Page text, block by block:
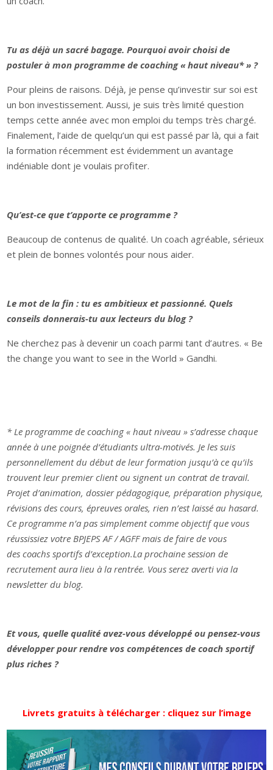
Tu as déjà un sacré bagage. Pourquoi avoir choisi de
postuler à mon programme de coaching « haut niveau* » ?
Pour pleins de raisons. Déjà, je pense qu’investir sur soi est
un bon investissement. Aussi, je suis très limité question
temps cette année avec mon emploi du temps très chargé.
Finalement, l’aide de quelqu’un qui est passé par là, qui a fait
la formation récemment est évidemment un avantage
indéniable dont je voulais profiter.
Qu’est-ce que t’apporte ce programme ?
Beaucoup de contenus de qualité. Un coach agréable, sérieux
et plein de bonnes volontés pour nous aider.
Le mot de la fin : tu es ambitieux et passionné. Quels
conseils donnerais-tu aux lecteurs du blog ?
Ne cherchez pas à devenir un coach parmi tant d’autres. « Be
the change you want to see in the World » Gandhi.
* Le programme de coaching « haut niveau » s’adresse chaque
année à une poignée d’étudiants ultra-motivés. Je les suis
personnellement du début de leur formation jusqu’à ce qu’ils
trouvent leur premier client ou signent un contrat de travail.
Projet d’animation, dossier pédagogique, préparation physique,
révisions des cours, épreuves orales, rien n’est laissé au hasard.
Ce programme n’a pas simplement comme objectif que vous
réussissiez votre BPJEPS AF / AGFF mais de faire de vous
des coachs sportifs d’exception.La prochaine session de
recrutement aura lieu à la rentrée. Vous serez averti via la
newsletter du blog.
Et vous, quelle qualité avez-vous développé ou pensez-vous
développer pour rendre vos compétences de coach sportif
plus riches ?
Livrets gratuits à télécharger : cliquez sur l’image